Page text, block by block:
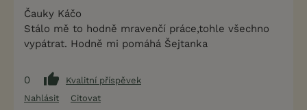
Čauky Káčo
Stálo mě to hodně mravenčí práce,tohle všechno
vypátrat. Hodně mi pomáhá Šejtanka
0
Kvalitní příspěvek
Nahlásit
Citovat